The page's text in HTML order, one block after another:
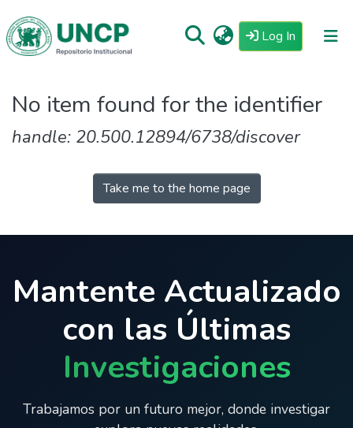
Log In (current)
Repositorio
Estadisticas
No item found for the identifier
handle: 20.500.12894/6738/discover
Take me to the home page
Mantente Actualizado
con las Últimas
Investigaciones
Trabajamos por un futuro mejor, donde investigar